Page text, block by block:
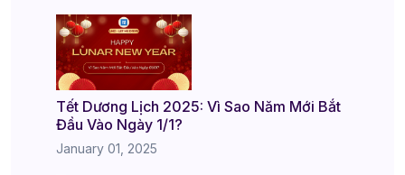
Tết Dương Lịch 2025: Vì Sao Năm Mới Bắt
Đầu Vào Ngày 1/1?
January 01, 2025